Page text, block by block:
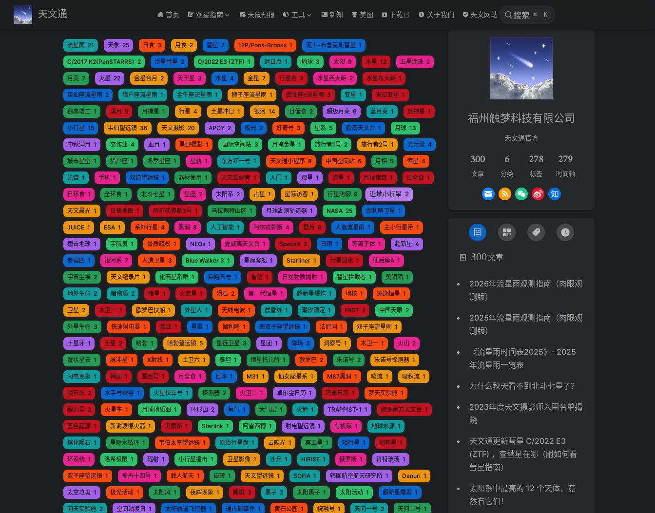
跳至主要內容
天文通 首页 观星指南 天象预报 工具 新知 美图 下载 open in new window
关于我们 天文网站 搜索 ⌘ K
流星雨 21 天象 25 日食 3 月食 2 彗星 7 12P/Pons-Brooks 1 庞士-布鲁克斯彗星 1
C/2017 K2(PanSTARRS) 2 泛星彗星 2 C/2022 E3 (ZTF) 1 远日点 1 地球 3 太阳 9 木星 12 五星连珠 2
月亮 7 火星 22 金星合月 2 天王星 3 水星 4 金星 7 行星合 3 水星西大距 2 水星东大距 1
英仙座流星雨 2 猎户座流星雨 1 金牛座流星雨 1 狮子座流星雨 1 武仙座τ流星雨 3 变星 1 米拉变星 1
蒭藁增二 1 满月 5 月掩星 1 行星 4 土星冲日 1 银河 14 日偏食 2 超级月亮 6 蓝月亮 1 灶神星 1
小行星 15 韦伯望远镜 36 天文摄影 20 APOY 2 极光 2 好奇号 3 星系 5 欧南天文台 1 月球 13
中秋满月 1 交作业 4 血月 1 星野摄影 1 国际空间站 3 月掩金星 1 旅行者1号 2 旅行者2号 1 光污染 4
城市星空 1 猎户座 1 冬季星座 1 星轨 1 东方红一号 1 天文通小程序 8 中国空间站 6 月相 5 恒星 4
光谱 1 手机 1 双筒望远镜 1 器材使用 1 天文爱好者 1 入门 1 观星 1 流星 1 月球错觉 1 日全食 1
日环食 1 全环食 1 北斗七星 1 星座 2 太阳系 2 占星 1 星际访客 1 行星防御 9 近地小行星 2
天文晨光 1 日夜地图 1 阿尔忒弥斯3号 1 马拉佩特山区 1 月球勘测轨道器 1 NASA 25 伽利略卫星 1
JUICE 1 ESA 1 系外行星 4 黑洞 8 人工智能 1 阿尔忒弥斯 4 登月 6 人造流星雨 1 主小行星带 1
撞击地球 1 宇航员 1 骨质疏松 1 NEOs 1 夏威夷天文台 1 SpaceX 2 日珥 1 等离子体 1 超新星 4
参宿四 1 银河系 7 人造卫星 3 Blue Walker 3 1 星际客船 1 Starliner 1 行星演化 1 仙后座A 1
宇宙尘埃 2 天文纪录片 1 化石星系群 1 嫦娥五号 1 雷达 1 日冕物质抛射 1 彗星拦截者 1 奥陌陌 1
地外生命 2 暗物质 2 暗星 1 火流星 1 陨石 2 第一代恒星 1 超新星爆炸 1 地核 1 逃逸恒星 1
卫星 2 木卫二 1 欧罗巴快船 1 外星人 1 无线电波 1 晨昏线 1 潮汐锁定 1 FAST 2 中国天眼 2
外星生命 3 快速射电暴 1 盖亚 1 星震 1 伽利略 1 南双子座望远镜 1 法厄同 1 双子座流星雨 1
土星环 1 土星 2 哈勃 1 哈勃望远镜 5 星链卫星 3 星团 1 磁场 3 洞察号 1 木卫一 1 火山 2
蟹状星云 1 脉冲星 1 X射线 1 土卫六 1 泰坦 1 恒星托儿所 1 欧罗巴 2 朱诺号 2 朱诺号探测器 1
闪电现象 1 韩国 1 露西号 1 月全食 1 日本 1 M31 1 仙女座星系 1 M87黑洞 1 喷流 1 吸积流 1
陨石坑 2 水手号峡谷 1 火星快车号 1 探测器 2 火卫二 1 卓尔金日历 1 玛雅日历 1 梦天实验舱 1
毅力号 2 火星车 1 月球地质图 1 环形山 2 氧气 1 大气层 1 火箭 1 TRAPPIST-1 1 欧洲南方天文台 1
蓝色起源 1 新谢泼德火箭 1 贝索斯 1 Starlink 1 阿雷西博 1 射电望远镜 1 有机碳 1 地球水源 1
熔化陨石 1 星际水循环 1 韦伯太空望远镜 1 原始行星盘 1 云隙光 1 冥王星 1 矮行星 1 创神星 1
环系统 1 洛希极限 1 辐射 1 小行星撞击 1 卫星影像 1 沙丘 1 HiRISE 1 俄罗斯 1 肖特玻璃 1
双子座望远镜 1 神舟十四号 1 载人航天 1 自转 1 天文望远镜 1 SOFIA 1 韩国航空航天研究所 1 Danuri 1
太空垃圾 1 极光活动 1 太阳风 1 夜辉现象 1 耀斑 3 黑子 2 太阳黑子 1 太阳活动 1 超新星爆发 1
问天实验舱 2 空间站凌日 1 太阳轨道飞行器 1 通古斯事件 1 黄石公园 1 祝融号 1 天问一号 2 天问二号 1
福州触梦科技有限公司
天文通官方
300
文章
6
分类
278
标签
279
时间轴
300文章
2026年流星雨观测指南（肉眼观
测版）
2025年流星雨观测指南（肉眼观
测版）
《流星雨时间表2025》- 2025
年流星雨一览表
为什么秋天看不到北斗七星了？
2023年度天文摄影师入围名单揭
晓
天文通更新彗星 C/2022 E3
(ZTF) ，查彗星在哪（附如何看
彗星指南）
太阳系中最亮的 12 个天体，竟
然有它们！